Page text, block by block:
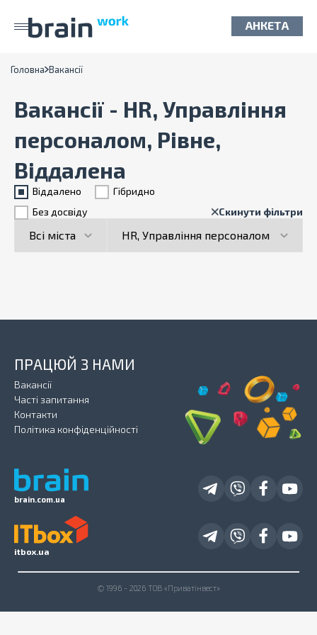
АНКЕТА
Головна Вакансії
Вакансії - HR, Управління
персоналом, Рівне,
Віддалена
Віддалено
Гiбридно
Без досвіду
Скинути фільтри
brain.com.ua
ПРАЦЮЙ З НАМИ
Вакансії
Часті запитання
Контакти
Політика конфіденційності
itbox.ua
© 1996 - 2026 ТОВ «Приватінвест»